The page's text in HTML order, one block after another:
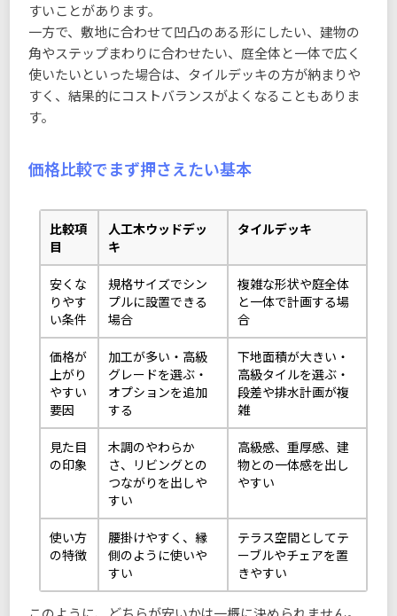
すいことがあります。
一方で、敷地に合わせて凹凸のある形にしたい、建物の
角やステップまわりに合わせたい、庭全体と一体で広く
使いたいといった場合は、タイルデッキの方が納まりや
すく、結果的にコストバランスがよくなることもありま
す。
価格比較でまず押さえたい基本
比較項
目
人工木ウッドデッ
キ
タイルデッキ
安くな
りやす
い条件
規格サイズでシン
プルに設置できる
場合
複雑な形状や庭全体
と一体で計画する場
合
価格が
上がり
やすい
要因
加工が多い・高級
グレードを選ぶ・
オプションを追加
する
下地面積が大きい・
高級タイルを選ぶ・
段差や排水計画が複
雑
見た目
の印象
木調のやわらか
さ、リビングとの
つながりを出しや
すい
高級感、重厚感、建
物との一体感を出し
やすい
使い方
の特徴
腰掛けやすく、縁
側のように使いや
すい
テラス空間としてテ
ーブルやチェアを置
きやすい